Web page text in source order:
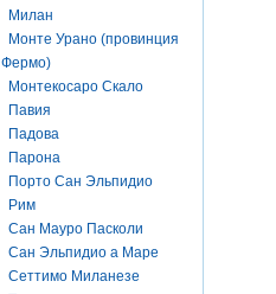
Милан
Монте Урано (провинция
Фермо)
Монтекосаро Скало
Павия
Падова
Парона
Порто Сан Эльпидио
Рим
Сан Мауро Пасколи
Сан Эльпидио а Маре
Сеттимо Миланезе